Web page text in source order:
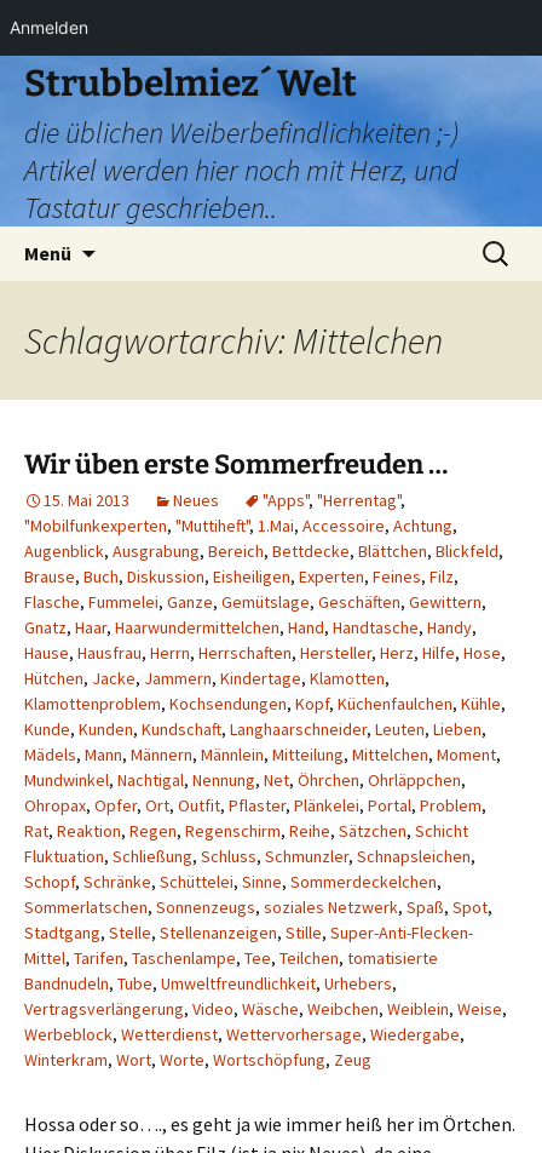
Anmelden
Zum
Inhalt
springen
Strubbelmiez´ Welt
die üblichen Weiberbefindlichkeiten ;-)
Artikel werden hier noch mit Herz, und
Tastatur geschrieben..
Menü
Suchen
nach:
Schlagwortarchiv: Mittelchen
Wir üben erste Sommerfreuden …
15. Mai 2013 Neues "Apps", "Herrentag",
"Mobilfunkexperten, "Muttiheft", 1.Mai, Accessoire, Achtung,
Augenblick, Ausgrabung, Bereich, Bettdecke, Blättchen, Blickfeld,
Brause, Buch, Diskussion, Eisheiligen, Experten, Feines, Filz,
Flasche, Fummelei, Ganze, Gemütslage, Geschäften, Gewittern,
Gnatz, Haar, Haarwundermittelchen, Hand, Handtasche, Handy,
Hause, Hausfrau, Herrn, Herrschaften, Hersteller, Herz, Hilfe, Hose,
Hütchen, Jacke, Jammern, Kindertage, Klamotten,
Klamottenproblem, Kochsendungen, Kopf, Küchenfaulchen, Kühle,
Kunde, Kunden, Kundschaft, Langhaarschneider, Leuten, Lieben,
Mädels, Mann, Männern, Männlein, Mitteilung, Mittelchen, Moment,
Mundwinkel, Nachtigal, Nennung, Net, Öhrchen, Ohrläppchen,
Ohropax, Opfer, Ort, Outfit, Pflaster, Plänkelei, Portal, Problem,
Rat, Reaktion, Regen, Regenschirm, Reihe, Sätzchen, Schicht
Fluktuation, Schließung, Schluss, Schmunzler, Schnapsleichen,
Schopf, Schränke, Schüttelei, Sinne, Sommerdeckelchen,
Sommerlatschen, Sonnenzeugs, soziales Netzwerk, Spaß, Spot,
Stadtgang, Stelle, Stellenanzeigen, Stille, Super-Anti-Flecken-
Mittel, Tarifen, Taschenlampe, Tee, Teilchen, tomatisierte
Bandnudeln, Tube, Umweltfreundlichkeit, Urhebers,
Vertragsverlängerung, Video, Wäsche, Weibchen, Weiblein, Weise,
Werbeblock, Wetterdienst, Wettervorhersage, Wiedergabe,
Winterkram, Wort, Worte, Wortschöpfung, Zeug
Hossa oder so…., es geht ja wie immer heiß her im Örtchen.